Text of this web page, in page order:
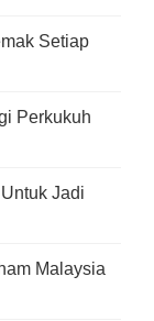
Setiap
Perkukuh
Jadi
Malaysia